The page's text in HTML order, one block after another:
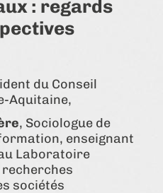
: regards
du Conseil
Aquitaine,
, Sociologue de
enseignant
Laboratoire
recherches
sociétés